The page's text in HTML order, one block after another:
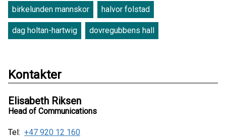
birkelunden mannskor halvor folstad
dag holtan-hartwig dovregubbens hall
Kontakter
Elisabeth Riksen
Head of Communications
Tel: +47 920 12 160